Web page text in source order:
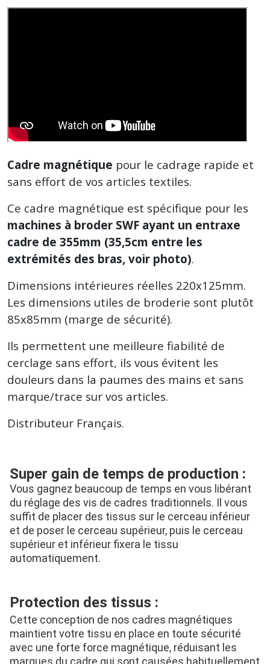
Cadre magnétique pour le cadrage rapide et
sans effort de vos articles textiles.
Ce cadre magnétique est spécifique pour les
machines à broder SWF ayant un entraxe
cadre de 355mm (35,5cm entre les
extrémités des bras, voir photo).
Dimensions intérieures réelles 220x125mm.
Les dimensions utiles de broderie sont plutôt
85x85mm (marge de sécurité).
Ils permettent une meilleure fiabilité de
cerclage sans effort, ils vous évitent les
douleurs dans la paumes des mains et sans
marque/trace sur vos articles.
Distributeur Français.
Super gain de temps de production :
Vous gagnez beaucoup de temps en vous libérant
du réglage des vis de cadres traditionnels. Il vous
suffit de placer des tissus sur le cerceau inférieur
et de poser le cerceau supérieur, puis le cerceau
supérieur et inférieur fixera le tissu
automatiquement.
Protection des tissus :
Cette conception de nos cadres magnétiques
maintient votre tissu en place en toute sécurité
avec une forte force magnétique, réduisant les
marques du cadre qui sont causées habituellement